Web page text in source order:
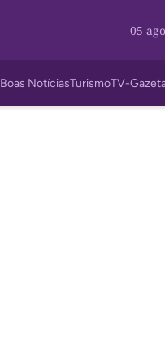
05
Boas NotíciasTurismoTV-